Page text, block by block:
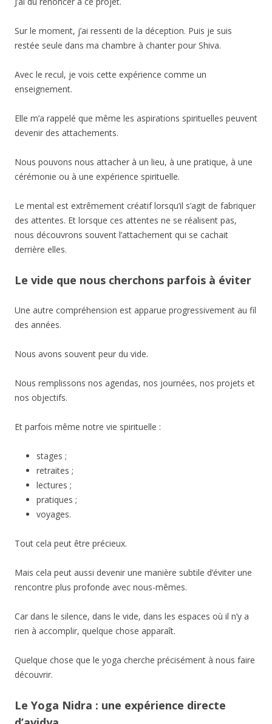
Sur le moment, j’ai ressenti de la déception. Puis je suis
restée seule dans ma chambre à chanter pour Shiva.
Avec le recul, je vois cette expérience comme un
enseignement.
Elle m’a rappelé que même les aspirations spirituelles peuvent
devenir des attachements.
Nous pouvons nous attacher à un lieu, à une pratique, à une
cérémonie ou à une expérience spirituelle.
Le mental est extrêmement créatif lorsqu’il s’agit de fabriquer
des attentes. Et lorsque ces attentes ne se réalisent pas,
nous découvrons souvent l’attachement qui se cachait
derrière elles.
Le vide que nous cherchons parfois à éviter
Une autre compréhension est apparue progressivement au fil
des années.
Nous avons souvent peur du vide.
Nous remplissons nos agendas, nos journées, nos projets et
nos objectifs.
Et parfois même notre vie spirituelle :
stages ;
retraites ;
lectures ;
pratiques ;
voyages.
Tout cela peut être précieux.
Mais cela peut aussi devenir une manière subtile d’éviter une
rencontre plus profonde avec nous-mêmes.
Car dans le silence, dans le vide, dans les espaces où il n’y a
rien à accomplir, quelque chose apparaît.
Quelque chose que le yoga cherche précisément à nous faire
découvrir.
Le Yoga Nidra : une expérience directe